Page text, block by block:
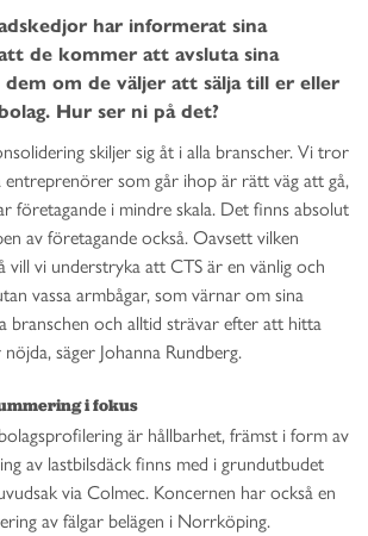
har informerat sina
de kommer att avsluta sina
om de väljer att sälja till er eller
Hur ser ni på det?
skiljer sig åt i alla branscher. Vi tror
som går ihop är rätt väg att gå,
företagande i mindre skala. Det finns absolut
av företagande också. Oavsett vilken
vill vi understryka att CTS är en vänlig och
vassa armbågar, som värnar om sina
branschen och alltid strävar efter att hitta
säger Johanna Rundberg.
i fokus
är hållbarhet, främst i form av
av lastbilsdäck finns med i grundutbudet
via Colmec. Koncernen har också en
av fälgar belägen i Norrköping.